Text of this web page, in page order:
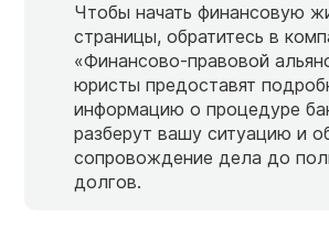
Чтобы начать финансовую
страницы, обратитесь в
«Финансово-правовой
юристы предоставят
информацию о процедуре
разберут вашу ситуацию и
сопровождение дела до
долгов.